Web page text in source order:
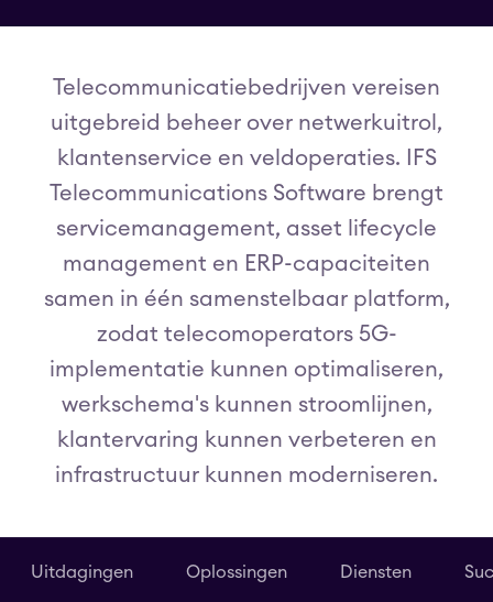
Telecommunicatiebedrijven vereisen
uitgebreid beheer over netwerkuitrol,
klantenservice en veldoperaties. IFS
Telecommunications Software brengt
servicemanagement, asset lifecycle
management en ERP-capaciteiten
samen in één samenstelbaar platform,
zodat telecomoperators 5G-
implementatie kunnen optimaliseren,
werkschema's kunnen stroomlijnen,
klantervaring kunnen verbeteren en
infrastructuur kunnen moderniseren.
Uitdagingen Oplossingen Diensten